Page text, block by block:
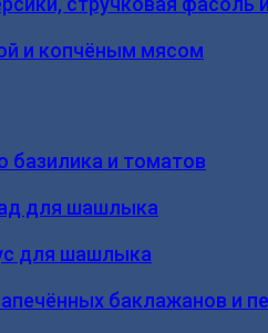
и копчёным мясом
базилика и томатов
для шашлыка
для шашлыка
баклажанов и